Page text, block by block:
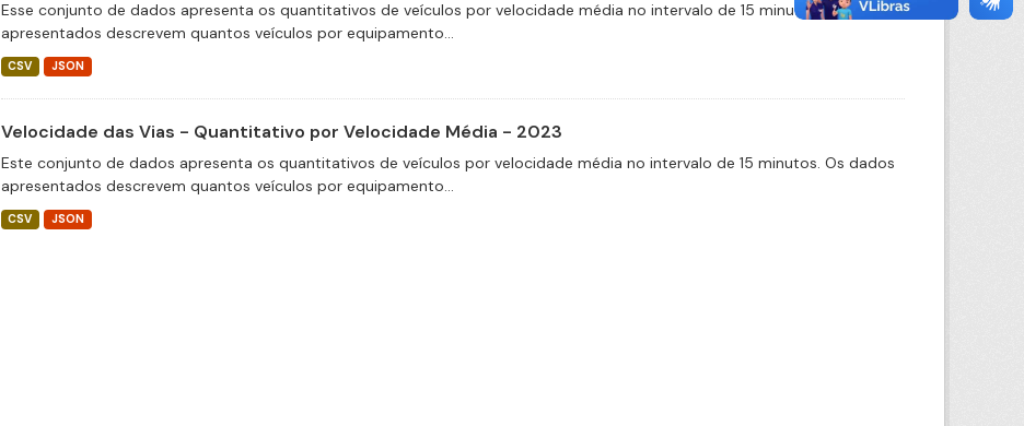
Esse conjunto de dados apresenta os quantitativos de veículos por velocidade média no intervalo de 15 minutos. Os dados
apresentados descrevem quantos veículos por equipamento...
CSV JSON
Velocidade das Vias - Quantitativo por Velocidade Média - 2023
Este conjunto de dados apresenta os quantitativos de veículos por velocidade média no intervalo de 15 minutos. Os dados
apresentados descrevem quantos veículos por equipamento...
CSV JSON